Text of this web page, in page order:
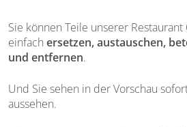
Sie können Teile unserer Restaurant
einfach ersetzen, austauschen,
und entfernen.
Und Sie sehen in der Vorschau
aussehen.